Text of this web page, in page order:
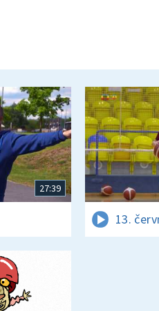
27:39
13.